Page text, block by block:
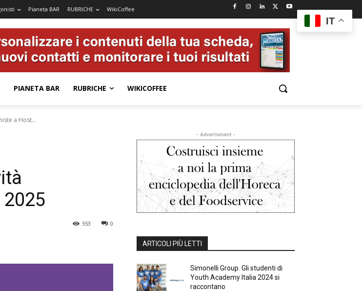
Pianeta BAR RUBRICHE WikiCoffee
PIANETA BAR RUBRICHE WIKICOFFEE
a Host...
0
553
- Advertisment -
ARTICOLI PIÙ LETTI
Simonelli Group. Gli studenti di
Youth Academy Italia 2024 si
raccontano
IT